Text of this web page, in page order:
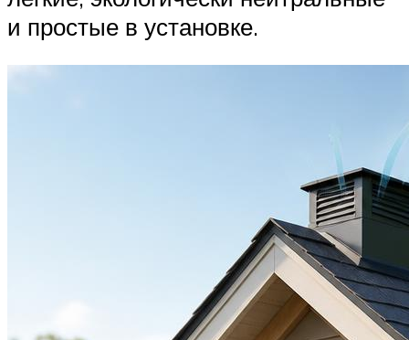
и простые в установке.